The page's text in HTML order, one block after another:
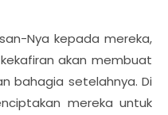
Nya kepada mereka,
akan membuat
bahagia setelahnya. Di
mereka untuk